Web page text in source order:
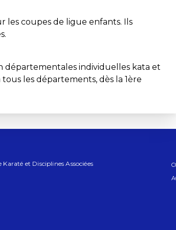
les coupes de ligue enfants. Ils
départementales individuelles kata et
les départements, dès la 1ère
et Disciplines Associées